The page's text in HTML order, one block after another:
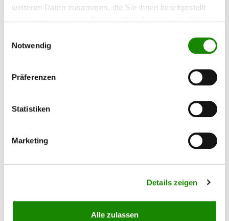
weiteren Daten zusammen, die Sie ihnen bereitgestellt
Notwendig
Präferenzen
Statistiken
Marketing
Details zeigen
Alle zulassen
Sperrige und schwere Produkte werden wir mit einer Spedition
Deutschlands in der Regel frachtfrei (zzgl. eventueller Versandpauschalen
unserer Lieferanten). Für den Versand ins europäische Ausland berechnen
EU1 (Österreich) berechnen wir pauschal 89,90 EUR*
EU3 (Schweiz, DAP versichert, zollabgefertigt, unversteuert)
Einige unserer Lieferanten erheben für die aufwendige und sichere
richtet sich nach Art, Größe und Gewicht des Artikels. Über die Höhe der
Außerdem wird eine eventuelle Verpackungspauschale im
Wird Ihre Bestellung in mehreren Teillieferungen ausgeführt, berechnen